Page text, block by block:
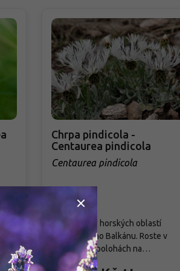
Z
Chrpa pindicola -
Centaurea pindicola
Centaurea pindicola
Skladem
Nižší chrpa z horských oblastí
jihozápadního Balkánu. Roste v
otevřených polohách na
kamenitých svazích a sutích. V